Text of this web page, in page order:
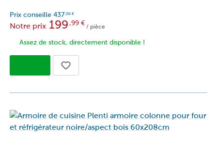
Prix conseille 437 ,00 €
Notre prix 199 ,99€
/ pièce
Assez de stock, directement disponible !